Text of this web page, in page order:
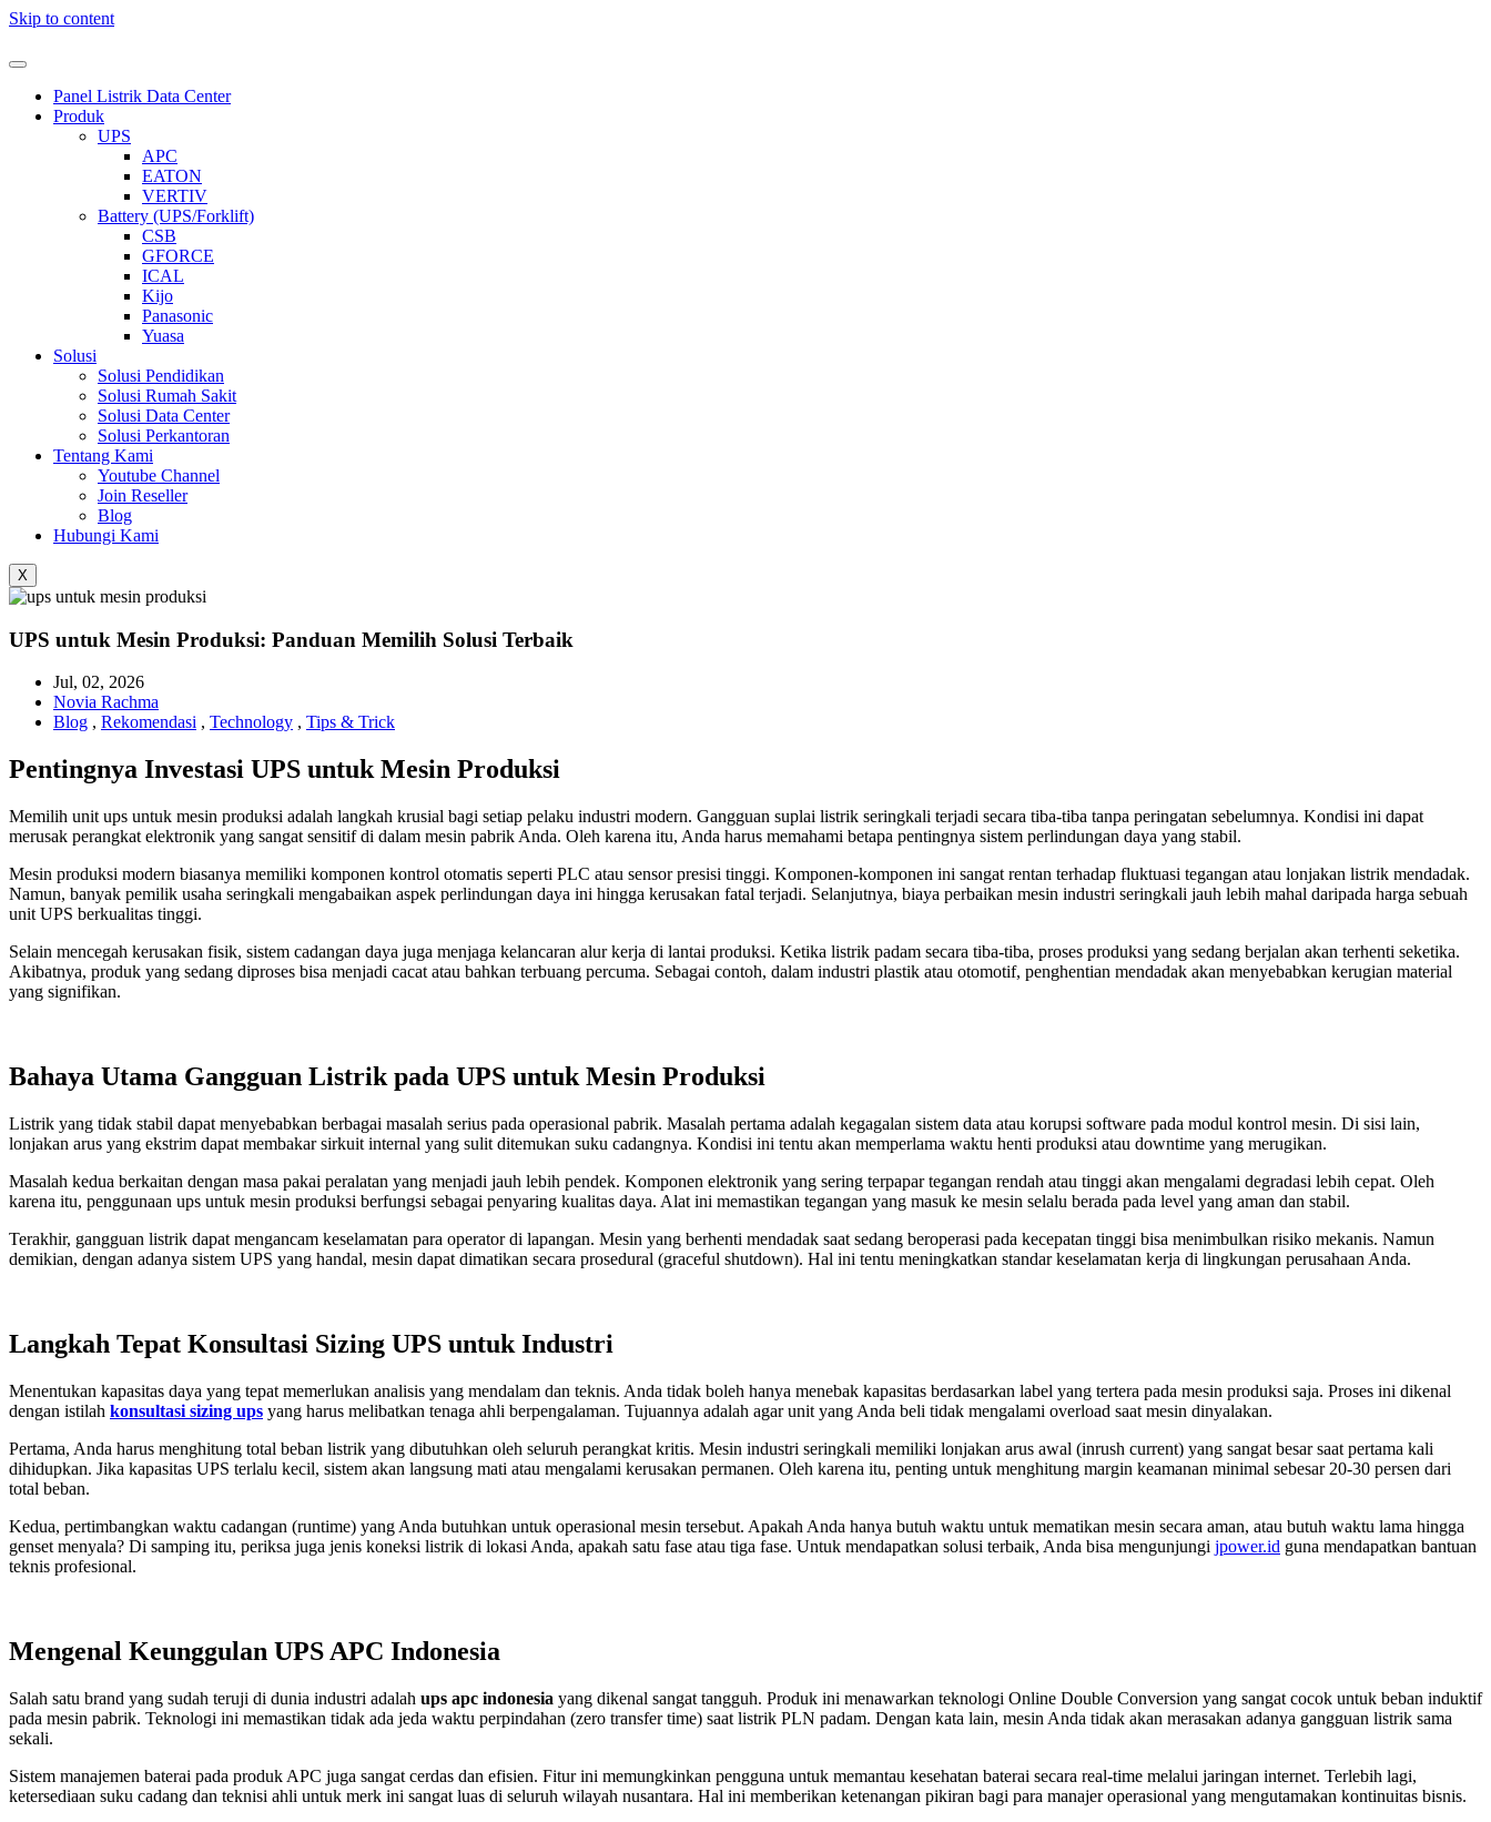
Skip to content
Panel Listrik Data Center
Produk
UPS
APC
EATON
VERTIV
Battery (UPS/Forklift)
CSB
GFORCE
ICAL
Kijo
Panasonic
Yuasa
Solusi
Solusi Pendidikan
Solusi Rumah Sakit
Solusi Data Center
Solusi Perkantoran
Tentang Kami
Youtube Channel
Join Reseller
Blog
Hubungi Kami
X
UPS untuk Mesin Produksi: Panduan Memilih Solusi Terbaik
Jul, 02, 2026
Novia Rachma
Blog , Rekomendasi , Technology , Tips & Trick
Pentingnya Investasi UPS untuk Mesin Produksi
Memilih unit ups untuk mesin produksi adalah langkah krusial bagi setiap pelaku industri modern. Gangguan suplai listrik seringkali terjadi secara tiba-tiba tanpa peringatan sebelumnya. Kondisi ini dapat
merusak perangkat elektronik yang sangat sensitif di dalam mesin pabrik Anda. Oleh karena itu, Anda harus memahami betapa pentingnya sistem perlindungan daya yang stabil.
Mesin produksi modern biasanya memiliki komponen kontrol otomatis seperti PLC atau sensor presisi tinggi. Komponen-komponen ini sangat rentan terhadap fluktuasi tegangan atau lonjakan listrik mendadak.
Namun, banyak pemilik usaha seringkali mengabaikan aspek perlindungan daya ini hingga kerusakan fatal terjadi. Selanjutnya, biaya perbaikan mesin industri seringkali jauh lebih mahal daripada harga sebuah
unit UPS berkualitas tinggi.
Selain mencegah kerusakan fisik, sistem cadangan daya juga menjaga kelancaran alur kerja di lantai produksi. Ketika listrik padam secara tiba-tiba, proses produksi yang sedang berjalan akan terhenti seketika.
Akibatnya, produk yang sedang diproses bisa menjadi cacat atau bahkan terbuang percuma. Sebagai contoh, dalam industri plastik atau otomotif, penghentian mendadak akan menyebabkan kerugian material
yang signifikan.
Bahaya Utama Gangguan Listrik pada UPS untuk Mesin Produksi
Listrik yang tidak stabil dapat menyebabkan berbagai masalah serius pada operasional pabrik. Masalah pertama adalah kegagalan sistem data atau korupsi software pada modul kontrol mesin. Di sisi lain,
lonjakan arus yang ekstrim dapat membakar sirkuit internal yang sulit ditemukan suku cadangnya. Kondisi ini tentu akan memperlama waktu henti produksi atau downtime yang merugikan.
Masalah kedua berkaitan dengan masa pakai peralatan yang menjadi jauh lebih pendek. Komponen elektronik yang sering terpapar tegangan rendah atau tinggi akan mengalami degradasi lebih cepat. Oleh
karena itu, penggunaan ups untuk mesin produksi berfungsi sebagai penyaring kualitas daya. Alat ini memastikan tegangan yang masuk ke mesin selalu berada pada level yang aman dan stabil.
Terakhir, gangguan listrik dapat mengancam keselamatan para operator di lapangan. Mesin yang berhenti mendadak saat sedang beroperasi pada kecepatan tinggi bisa menimbulkan risiko mekanis. Namun
demikian, dengan adanya sistem UPS yang handal, mesin dapat dimatikan secara prosedural (graceful shutdown). Hal ini tentu meningkatkan standar keselamatan kerja di lingkungan perusahaan Anda.
Langkah Tepat Konsultasi Sizing UPS untuk Industri
Menentukan kapasitas daya yang tepat memerlukan analisis yang mendalam dan teknis. Anda tidak boleh hanya menebak kapasitas berdasarkan label yang tertera pada mesin produksi saja. Proses ini dikenal
dengan istilah konsultasi sizing ups yang harus melibatkan tenaga ahli berpengalaman. Tujuannya adalah agar unit yang Anda beli tidak mengalami overload saat mesin dinyalakan.
Pertama, Anda harus menghitung total beban listrik yang dibutuhkan oleh seluruh perangkat kritis. Mesin industri seringkali memiliki lonjakan arus awal (inrush current) yang sangat besar saat pertama kali
dihidupkan. Jika kapasitas UPS terlalu kecil, sistem akan langsung mati atau mengalami kerusakan permanen. Oleh karena itu, penting untuk menghitung margin keamanan minimal sebesar 20-30 persen dari
total beban.
Kedua, pertimbangkan waktu cadangan (runtime) yang Anda butuhkan untuk operasional mesin tersebut. Apakah Anda hanya butuh waktu untuk mematikan mesin secara aman, atau butuh waktu lama hingga
genset menyala? Di samping itu, periksa juga jenis koneksi listrik di lokasi Anda, apakah satu fase atau tiga fase. Untuk mendapatkan solusi terbaik, Anda bisa mengunjungi jpower.id guna mendapatkan bantuan
teknis profesional.
Mengenal Keunggulan UPS APC Indonesia
Salah satu brand yang sudah teruji di dunia industri adalah ups apc indonesia yang dikenal sangat tangguh. Produk ini menawarkan teknologi Online Double Conversion yang sangat cocok untuk beban induktif
pada mesin pabrik. Teknologi ini memastikan tidak ada jeda waktu perpindahan (zero transfer time) saat listrik PLN padam. Dengan kata lain, mesin Anda tidak akan merasakan adanya gangguan listrik sama
sekali.
Sistem manajemen baterai pada produk APC juga sangat cerdas dan efisien. Fitur ini memungkinkan pengguna untuk memantau kesehatan baterai secara real-time melalui jaringan internet. Terlebih lagi,
ketersediaan suku cadang dan teknisi ahli untuk merk ini sangat luas di seluruh wilayah nusantara. Hal ini memberikan ketenangan pikiran bagi para manajer operasional yang mengutamakan kontinuitas bisnis.